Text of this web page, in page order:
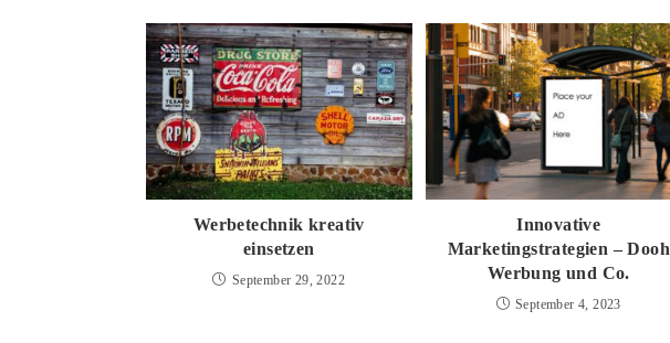
Werbetechnik kreativ
einsetzen
September 29, 2022
Innovative
Marketingstrategien – Dooh
Werbung und Co.
September 4, 2023